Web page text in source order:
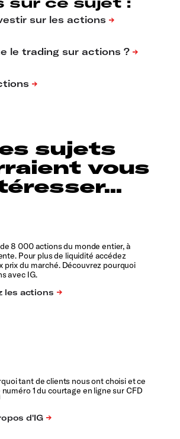
sujets
vous
8 000 actions du monde entier, à
Pour plus de liquidité accédez
prix du marché. Découvrez pourquoi
avec IG.
tant de clients nous ont choisi et ce
1 du courtage en ligne sur CFD